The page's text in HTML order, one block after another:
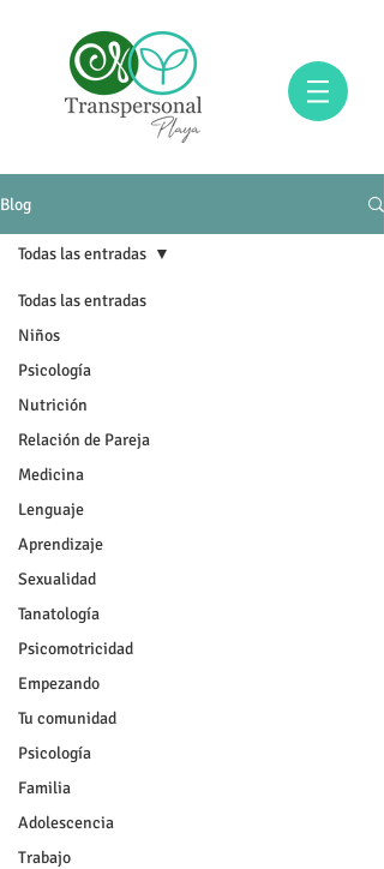
Blog
Todas las entradas
Niños
Psicología
Nutrición
Relación de Pareja
Medicina
Lenguaje
Aprendizaje
Sexualidad
Tanatología
Psicomotricidad
Empezando
Tu comunidad
Psicología
Familia
Adolescencia
Trabajo
Todas las entradas